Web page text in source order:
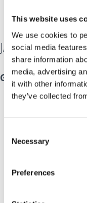
This website uses
We use cookies to
social media
share information
media, advertising
it with other
they’ve collected
Selection
Necessary
Preferences
JADRANOVO
Geschichte im
Geschichte bis
zurückreicht.
Menschen hin, die
Im Mittelalter war
der Gemeinde